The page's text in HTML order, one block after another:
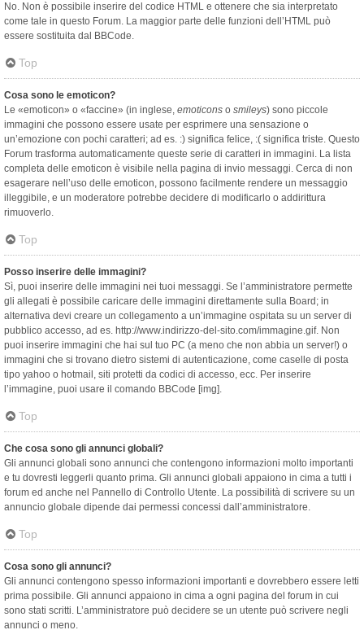
No. Non è possibile inserire del codice HTML e ottenere che sia interpretato
come tale in questo Forum. La maggior parte delle funzioni dell’HTML può
essere sostituita dal BBCode.
Top
Cosa sono le emoticon?
Le «emoticon» o «faccine» (in inglese, emoticons o smileys) sono piccole
immagini che possono essere usate per esprimere una sensazione o
un’emozione con pochi caratteri; ad es. :) significa felice, :( significa triste. Questo
Forum trasforma automaticamente queste serie di caratteri in immagini. La lista
completa delle emoticon è visibile nella pagina di invio messaggi. Cerca di non
esagerare nell’uso delle emoticon, possono facilmente rendere un messaggio
illeggibile, e un moderatore potrebbe decidere di modificarlo o addirittura
rimuoverlo.
Top
Posso inserire delle immagini?
Sì, puoi inserire delle immagini nei tuoi messaggi. Se l’amministratore permette
gli allegati è possibile caricare delle immagini direttamente sulla Board; in
alternativa devi creare un collegamento a un’immagine ospitata su un server di
pubblico accesso, ad es. http://www.indirizzo-del-sito.com/immagine.gif. Non
puoi inserire immagini che hai sul tuo PC (a meno che non abbia un server!) o
immagini che si trovano dietro sistemi di autenticazione, come caselle di posta
tipo yahoo o hotmail, siti protetti da codici di accesso, ecc. Per inserire
l’immagine, puoi usare il comando BBCode [img].
Top
Che cosa sono gli annunci globali?
Gli annunci globali sono annunci che contengono informazioni molto importanti
e tu dovresti leggerli quanto prima. Gli annunci globali appaiono in cima a tutti i
forum ed anche nel Pannello di Controllo Utente. La possibilità di scrivere su un
annuncio globale dipende dai permessi concessi dall’amministratore.
Top
Cosa sono gli annunci?
Gli annunci contengono spesso informazioni importanti e dovrebbero essere letti
prima possibile. Gli annunci appaiono in cima a ogni pagina del forum in cui
sono stati scritti. L’amministratore può decidere se un utente può scrivere negli
annunci o meno.